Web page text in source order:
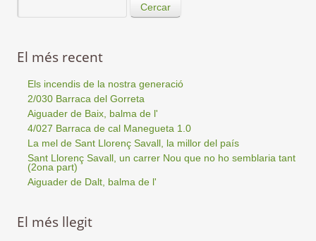
Cercar
El més recent
Els incendis de la nostra generació
2/030 Barraca del Gorreta
Aiguader de Baix, balma de l'
4/027 Barraca de cal Manegueta 1.0
La mel de Sant Llorenç Savall, la millor del país
Sant Llorenç Savall, un carrer Nou que no ho semblaria tant
(2ona part)
Aiguader de Dalt, balma de l'
El més llegit